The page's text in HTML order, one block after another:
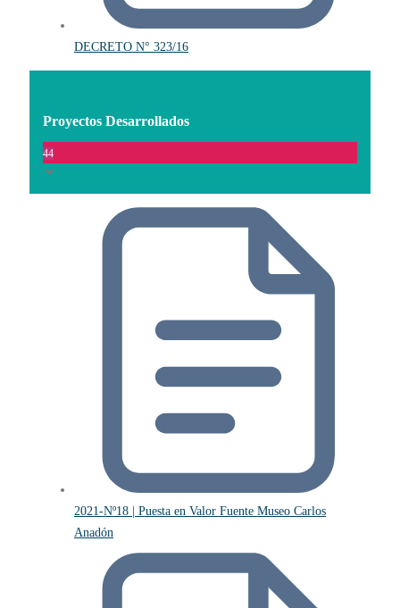
DECRETO N° 323/16
Proyectos Desarrollados
44
2021-Nº18 | Puesta en Valor Fuente Museo Carlos
Anadón